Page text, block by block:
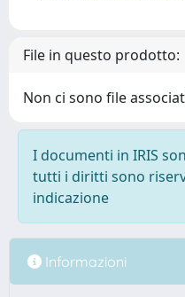
File in questo prodotto:
Non ci sono file
I documenti in IRIS
tutti i diritti sono
indicazione
Informazioni